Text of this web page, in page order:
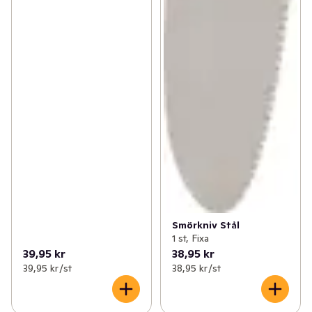
39,95 kr
39,95 kr /st
Smörkniv Stål
1 st, Fixa
38,95 kr
38,95 kr /st